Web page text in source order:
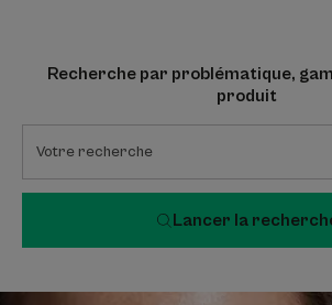
Recherche par problématique,
produit
Lancer la